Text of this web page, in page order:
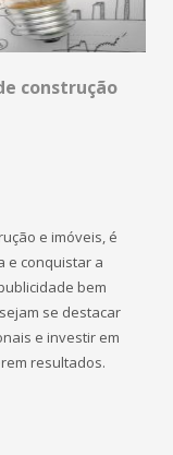
construção
e imóveis, é
e conquistar a
bem
se destacar
e investir em
resultados.